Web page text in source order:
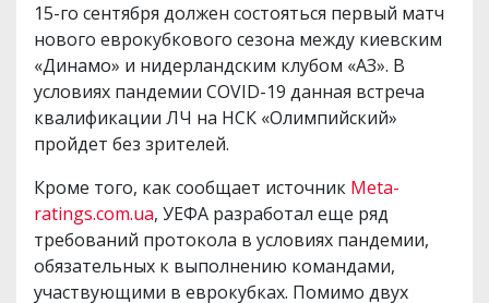
15-го сентября должен состояться первый матч
нового еврокубкового сезона между киевским
«Динамо» и нидерландским клубом «АЗ». В
условиях пандемии COVID-19 данная встреча
квалификации ЛЧ на НСК «Олимпийский»
пройдет без зрителей.
Кроме того, как сообщает источник Meta-
ratings.com.ua, УЕФА разработал еще ряд
требований протокола в условиях пандемии,
обязательных к выполнению командами,
участвующими в еврокубках. Помимо двух